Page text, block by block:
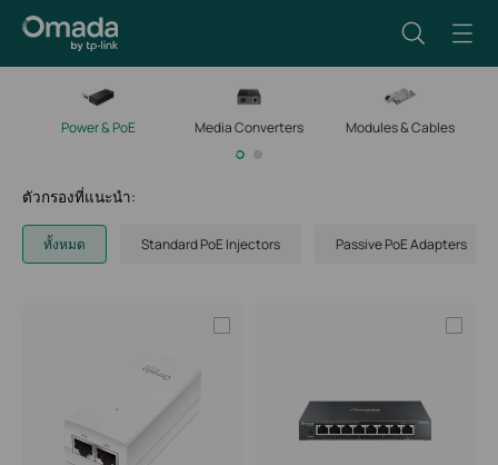
Power & PoE Media Converters Modules & Cables
ตัวกรองที่แนะนำ:
ทั้งหมด Standard PoE Injectors Passive PoE Adapters